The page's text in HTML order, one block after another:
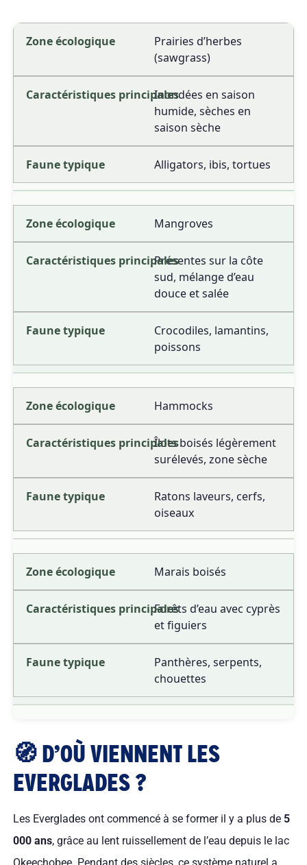
Prairies d’herbes
(sawgrass)
Inondées en saison
humide, sèches en
saison sèche
Alligators, ibis, tortues
Mangroves
Présentes sur la côte
sud, mélange d’eau
douce et salée
Crocodiles, lamantins,
poissons
Hammocks
Îlots boisés légèrement
surélevés, zone sèche
Ratons laveurs, cerfs,
oiseaux
Marais boisés
Forêts d’eau avec cyprès
et figuiers
Panthères, serpents,
chouettes
🧭 D’OÙ VIENNENT LES
EVERGLADES ?
Les Everglades ont commencé à se former il y a plus de 5
000 ans, grâce au lent ruissellement de l’eau depuis le lac